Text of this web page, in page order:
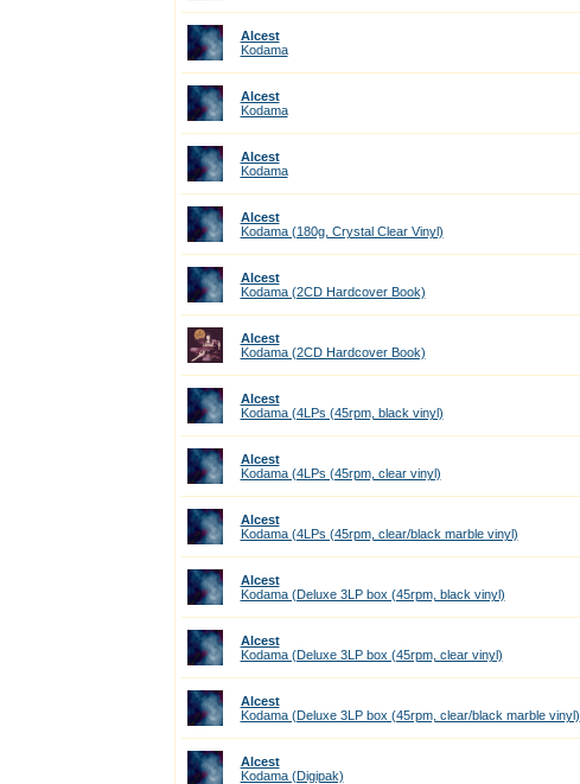
Alcest
Kodama
Alcest
Kodama
Alcest
Kodama
Alcest
Kodama (180g, Crystal Clear Vinyl)
Alcest
Kodama (2CD Hardcover Book)
Alcest
Kodama (2CD Hardcover Book)
Alcest
Kodama (4LPs (45rpm, black vinyl)
Alcest
Kodama (4LPs (45rpm, clear vinyl)
Alcest
Kodama (4LPs (45rpm, clear/black marble vinyl)
Alcest
Kodama (Deluxe 3LP box (45rpm, black vinyl)
Alcest
Kodama (Deluxe 3LP box (45rpm, clear vinyl)
Alcest
Kodama (Deluxe 3LP box (45rpm, clear/black marble vinyl)
Alcest
Kodama (Digipak)